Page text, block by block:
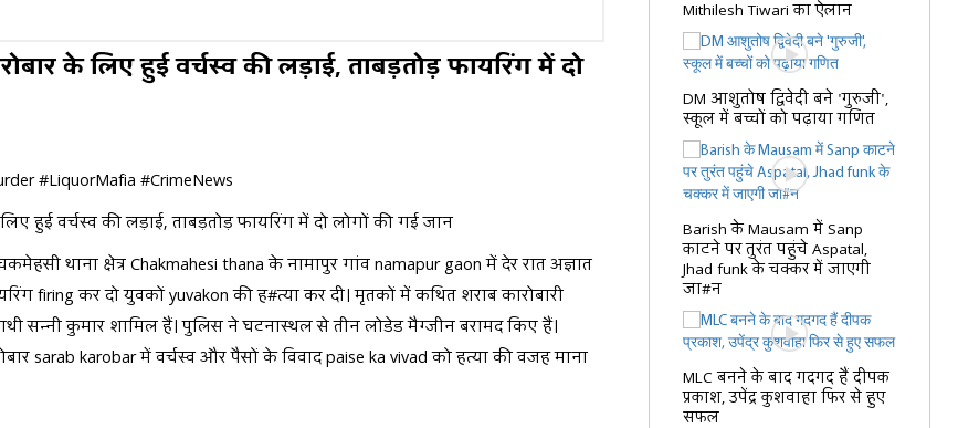
के लिए हुई वर्चस्व की लड़ाई, ताबड़तोड़ फायरिंग में दो
#LiquorMafia #CrimeNews
हुई वर्चस्व की लड़ाई, ताबड़तोड़ फायरिंग में दो लोगों की गई जान
थाना क्षेत्र Chakmahesi thana के नामापुर गांव namapur gaon में देर रात अज्ञात
firing कर दो युवकों yuvakon की ह#त्या कर दी। मृतकों में कथित शराब कारोबारी
सन्नी कुमार शामिल हैं। पुलिस ने घटनास्थल से तीन लोडेड मैग्जीन बरामद किए हैं।
sarab karobar में वर्चस्व और पैसों के विवाद paise ka vivad को हत्या की वजह माना
Mithilesh Tiwari का ऐलान
DM आशुतोष द्विवेदी बने 'गुरुजी',
स्कूल में बच्चों को पढ़ाया गणित
Barish के Mausam में Sanp
काटने पर तुरंत पहुंचे Aspatal,
Jhad funk के चक्कर में जाएगी
जा#न
MLC बनने के बाद गदगद हैं दीपक
प्रकाश, उपेंद्र कुशवाहा फिर से हुए
सफल